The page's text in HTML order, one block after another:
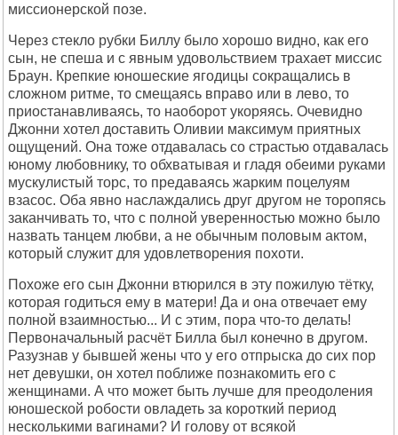
миссионерской позе.
Через стекло рубки Биллу было хорошо видно, как его
сын, не спеша и с явным удовольствием трахает миссис
Браун. Крепкие юношеские ягодицы сокращались в
сложном ритме, то смещаясь вправо или в лево, то
приостанавливаясь, то наоборот укоряясь. Очевидно
Джонни хотел доставить Оливии максимум приятных
ощущений. Она тоже отдавалась со страстью отдавалась
юному любовнику, то обхватывая и гладя обеими руками
мускулистый торс, то предаваясь жарким поцелуям
взасос. Оба явно наслаждались друг другом не торопясь
заканчивать то, что с полной уверенностью можно было
назвать танцем любви, а не обычным половым актом,
который служит для удовлетворения похоти.
Похоже его сын Джонни втюрился в эту пожилую тётку,
которая годиться ему в матери! Да и она отвечает ему
полной взаимностью... И с этим, пора что-то делать!
Первоначальный расчёт Билла был конечно в другом.
Разузнав у бывшей жены что у его отпрыска до сих пор
нет девушки, он хотел поближе познакомить его с
женщинами. А что может быть лучше для преодоления
юношеской робости овладеть за короткий период
несколькими вагинами? И голову от всякой